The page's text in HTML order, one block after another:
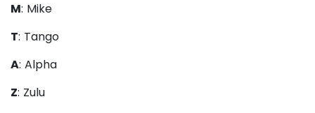
M: Mike
T: Tango
A: Alpha
Z: Zulu